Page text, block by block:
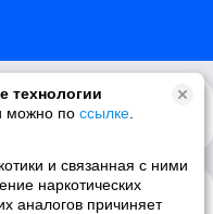
технологии
можно по ссылке
и связанная с ними
наркотических
аналогов причиняет